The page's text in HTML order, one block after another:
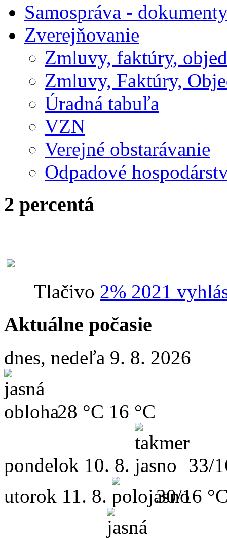
Samospráva -
Zverejňovanie
Zmluvy, faktúry,
Zmluvy, Faktúry,
Úradná tabuľa
VZN
Verejné obstarávanie
Odpadové
2 percentá
Tlačivo 2% 2021
Aktuálne počasie
dnes, nedeľa 9. 8. 2026
28 °C 16 °C
pondelok 10. 8.
33/
utorok 11. 8. 30/16